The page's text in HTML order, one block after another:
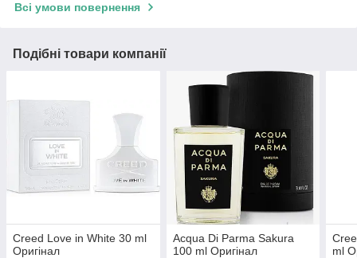
Всі умови повернення
Подібні товари компанії
Creed Love in White 30 ml
Оригінал
Acqua Di Parma Sakura
100 ml Оригінал
ml